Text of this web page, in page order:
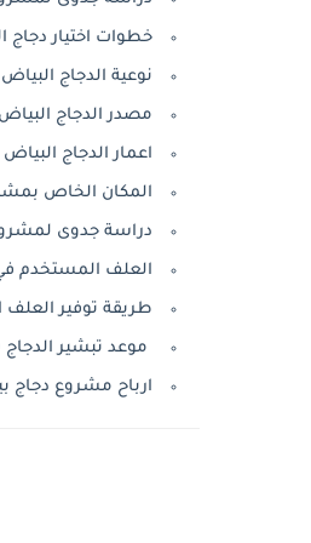
خطوات اختيار دجاج
نوعية الدجاج
مصدر الدجاج
اعمار الدجاج
المكان الخاص
دراسة جدوى
العلف المستخدم
طريقة توفير
موعد تبشير
ارباح مشروع دجاج